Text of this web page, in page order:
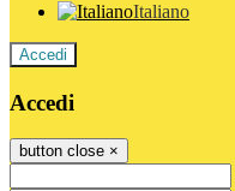
Italiano
Accedi
Accedi
button close ×